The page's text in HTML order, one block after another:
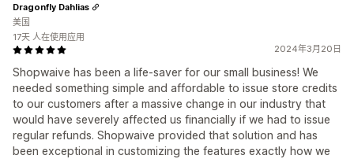
2024年3月20日
Shopwaive has been a life-saver for our small business! We
needed something simple and affordable to issue store credits
to our customers after a massive change in our industry that
would have severely affected us financially if we had to issue
regular refunds. Shopwaive provided that solution and has
been exceptional in customizing the features exactly how we
Dragonfly Dahlias
美国
17天 人在使用应用